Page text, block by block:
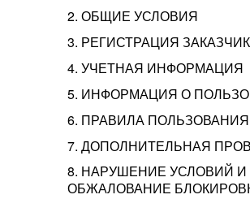
2. ОБЩИЕ УСЛОВИЯ
3. РЕГИСТРАЦИЯ
4. УЧЕТНАЯ ИНФОРМАЦИЯ
5. ИНФОРМАЦИЯ О
6. ПРАВИЛА
7. ДОПОЛНИТЕЛЬНАЯ
8. НАРУШЕНИЕ УСЛОВИЙ
ОБЖАЛОВАНИЕ